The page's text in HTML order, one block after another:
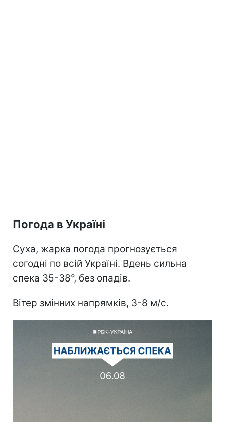
Погода в Україні
Суха, жарка погода прогнозується
согодні по всій Україні. Вдень сильна
спека 35-38°, без опадів.
Вітер змінних напрямків, 3-8 м/с.